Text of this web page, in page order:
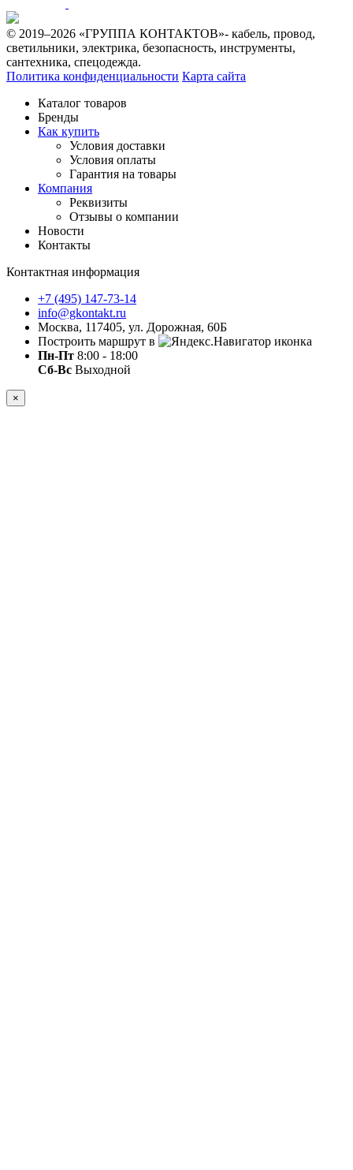
© 2019–2026 «ГРУППА КОНТАКТОВ»- кабель, провод,
светильники, электрика, безопасность, инструменты,
сантехника, спецодежда.
Политика конфиденциальности Карта сайта
Каталог товаров
Бренды
Как купить
Условия доставки
Условия оплаты
Гарантия на товары
Компания
Реквизиты
Отзывы о компании
Новости
Контакты
Контактная информация
+7 (495) 147-73-14
info@gkontakt.ru
Москва, 117405, ул. Дорожная, 60Б
Построить маршрут в
Пн-Пт 8:00 - 18:00
Сб-Вс Выходной
×